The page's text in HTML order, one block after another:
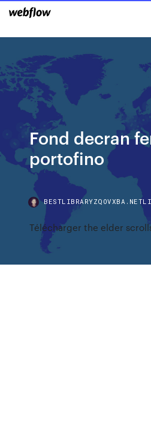
Fond decran
portofino
Télécharger the elder